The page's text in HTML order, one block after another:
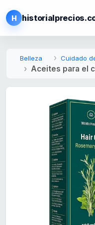
H
Belleza Cuidado
Aceites para el